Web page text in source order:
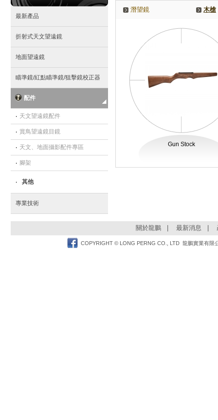
最新產品
折射式天文望遠鏡
地面望遠鏡
瞄準鏡/紅點瞄準鏡/狙擊鏡校正器
配件
‧ 天文望遠鏡配件
‧ 賞鳥望遠鏡目鏡
‧ 天文、地面攝影配件專區
‧ 腳架
‧ 其他
專業技術
潛望鏡 木槍
Gun Stock
關於龍鵬| 最新消息
Facebook
COPYRIGHT © LONG PERNG CO., LTD 龍鵬實業有